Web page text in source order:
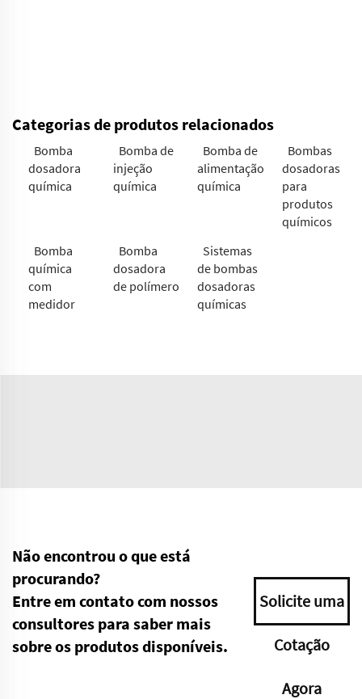
Categorias de produtos relacionados
Bomba
dosadora
química
Bomba de
injeção
química
Bomba de
alimentação
química
Bombas
dosadoras
para
produtos
químicos
Bomba
química
com
medidor
Bomba
dosadora
de polímero
Sistemas
de bombas
dosadoras
químicas
Não encontrou o que está
procurando?
Entre em contato com nossos
consultores para saber mais
sobre os produtos disponíveis.
Solicite uma
Cotação
Agora